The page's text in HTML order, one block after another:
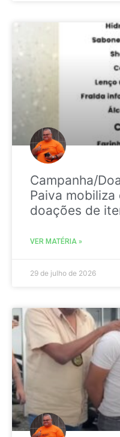
Campanha/
Paiva
doações de
VER MATÉRIA »
29 de julho de 2026